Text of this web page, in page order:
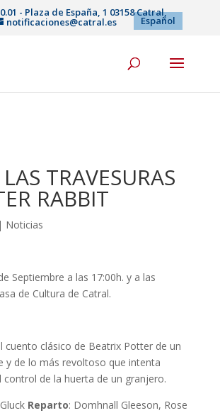
- Plaza de España, 1 03158 Catral,
notificaciones@catral.es Español
TRAVESURAS
RABBIT
| Noticias
Septiembre a las 17:00h. y a las
de Cultura de Catral.
cuento clásico de Beatrix Potter de un
y de lo más revoltoso que intenta
control de la huerta de un granjero.
Reparto: Domhnall Gleeson, Rose